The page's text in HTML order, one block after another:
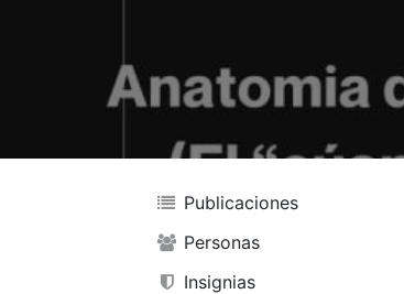
Publicaciones
Personas
Insignias